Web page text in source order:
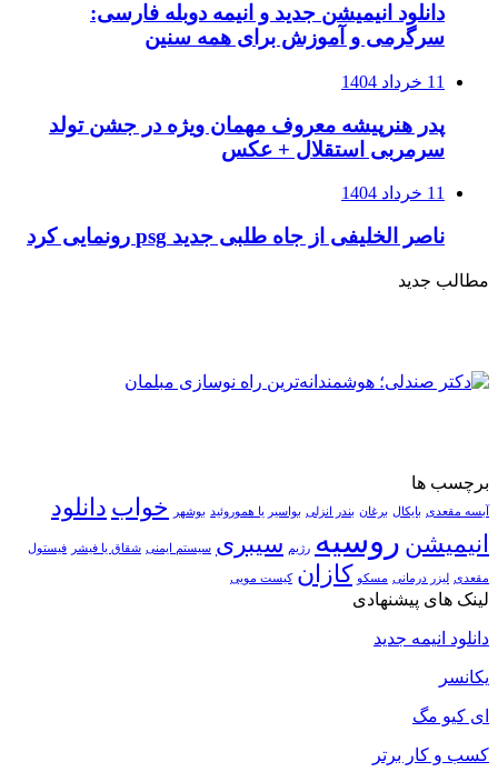
دانلود انیمیشن جدید و انیمه دوبله فارسی:
سرگرمی و آموزش برای همه سنین
11 خرداد 1404
پدر هنرپیشه معروف مهمان ویژه در جشن تولد
سرمربی استقلال + عکس
11 خرداد 1404
ناصر الخلیفی از جاه طلبی جدید psg رونمایی کرد
مطالب جدید
برچسب ها
آبسه مقعدی بایکال برغان بندر انزلی بواسیر یا هموروئید بوشهر خواب دانلود
انیمیشن روسیه رژیم سیبری سیستم ایمنی شقاق یا فیشر فیستول
مقعدی لیزر درمانی مسکو کازان کیست مویی
لینک های پیشنهادی
دانلود انیمه جدید
یکانسر
ای کیو مگ
کسب و کار برتر